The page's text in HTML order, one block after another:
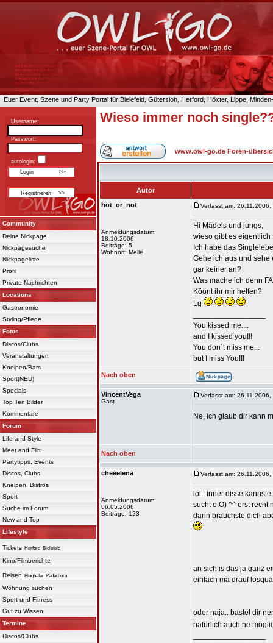
Euer Event, Szene und Party Portal für Bielefeld, Gütersloh, Herford, Höxter, Lippe,
Username:
Passwort:
autologin:
Community
Deine Nickpage
Nickpagesuche
Nickpageliste
Profil
Private Nachrichten
Locations
Gastronomie
Styling/Pflege
Fotos
Discos/Clubs
Veranstaltungen
Kneipen/Bars
Sport(NEU)
Specials
Top Ten Bilder
Kommentare
Forum
Life and Style
Meet and Flirt
Partytipps, Events
Discos, Clubs
Kneipen, Bistros
Sport
Suche im Forum
New and Top
Lifestyle
Tickets Herford Bielefeld
Kino/Filmberichte
Reisen Flughafen Paderborn
Wohnung suchen
Sport und Fitness
Gut zu Wissen
Termine
Discos/Clubs
Wieso immer noch
www.owl-go.de Foren-
Autor
hot_or_not
Anmeldungsdatum:
18.10.2006
Beiträge: 5
Wohnort: Melle
Verfasst am: 26.11.2006,
Hi Mädels und jungs,
wieso gibt es
Ich habe das
Gehe ich aus und
gar keiner an?
Was mache ich denn
Köönt ihr mir helfen?
Lg
You kissed me....
and I kissed you!!!
You don´t miss me...
but I miss You!!!
Nach oben
VincentVega
Gast
Verfasst am: 26.11.2006,
Ne, ich glaub dir kann
Nach oben
cheeelena
Anmeldungsdatum:
06.05.2006
Beiträge: 123
Verfasst am: 26.11.2006,
lol.. inner disse
sucht o.O) ^^ erst recht
dann brauchste dich
an sich is das ja ganz
einfach ma drauf
oder naja.. bastel dir
natürlich auch ne